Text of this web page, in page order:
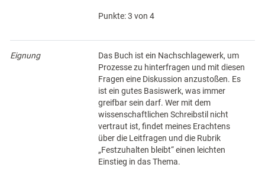
Punkte: 3 von 4
Eignung
Das Buch ist ein Nachschlagewerk, um
Prozesse zu hinterfragen und mit diesen
Fragen eine Diskussion anzustoßen. Es
ist ein gutes Basiswerk, was immer
greifbar sein darf. Wer mit dem
wissenschaftlichen Schreibstil nicht
vertraut ist, findet meines Erachtens
über die Leitfragen und die Rubrik
„Festzuhalten bleibt“ einen leichten
Einstieg in das Thema.